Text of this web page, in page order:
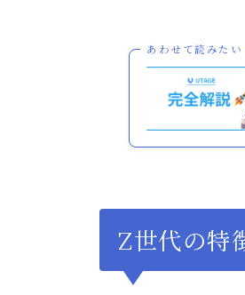
あわせて読みたい
Z世代の特